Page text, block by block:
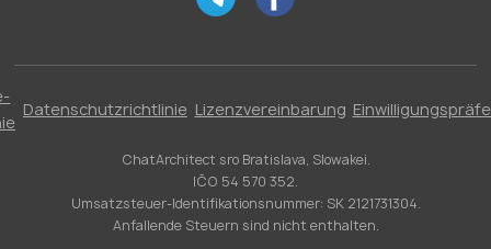
Datenschutzrichtlinie Lizenzvereinbarung
ChatArchitect sro Bratislava, Slowakei.
IČO 54 570 352.
Umsatzsteuer-Identifikationsnummer: SK 2121731304.
Anfallende Steuern sind nicht enthalten.